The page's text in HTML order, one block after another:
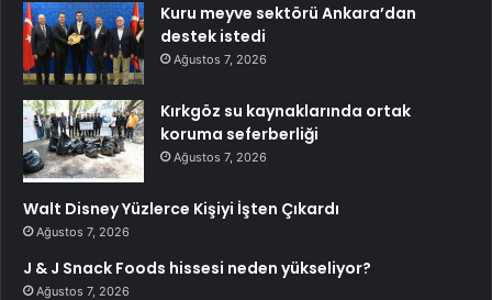
Kuru meyve sektörü Ankara’dan
destek istedi
Ağustos 7, 2026
Kırkgöz su kaynaklarında ortak
koruma seferberliği
Ağustos 7, 2026
Walt Disney Yüzlerce Kişiyi İşten Çıkardı
Ağustos 7, 2026
J & J Snack Foods hissesi neden yükseliyor?
Ağustos 7, 2026